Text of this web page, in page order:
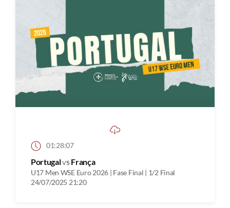
01:28:07
Portugalvs França
U17 Men WSE Euro 2026 | Fase Final | 1/2 Final
24/07/2025 21:20